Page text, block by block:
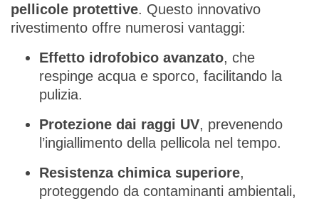
pellicole protettive. Questo innovativo
rivestimento offre numerosi vantaggi:
Effetto idrofobico avanzato, che
respinge acqua e sporco, facilitando la
pulizia.
Protezione dai raggi UV, prevenendo
l’ingiallimento della pellicola nel tempo.
Resistenza chimica superiore,
proteggendo da contaminanti ambientali,